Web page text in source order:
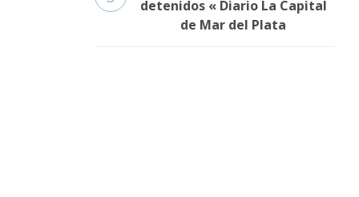
detenidos « Diario La Capital
de Mar del Plata